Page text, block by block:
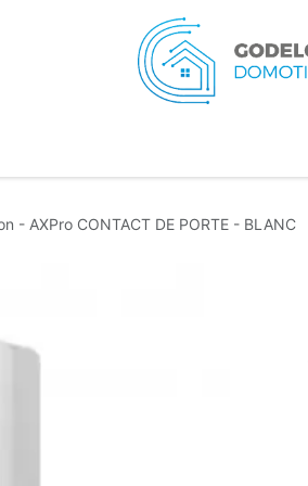
- AXPro CONTACT DE PORTE - BLANC